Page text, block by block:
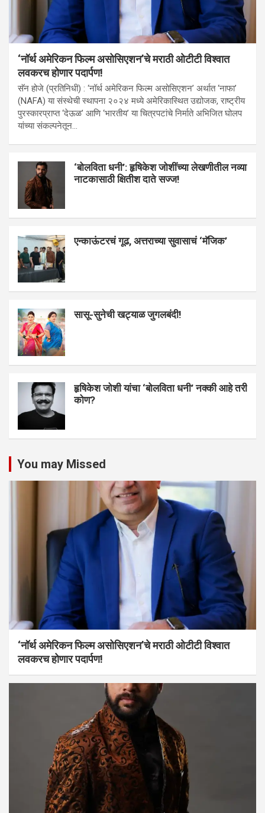
‘नॉर्थ अमेरिकन फिल्म असोसिएशन’चे मराठी ओटीटी विश्वात
लवकरच होणार पदार्पण!
सॅन होजे (प्रतिनिधी) : ‘नॉर्थ अमेरिकन फिल्म असोसिएशन’ अर्थात ‘नाफा’
(NAFA) या संस्थेची स्थापना २०२४ मध्ये अमेरिकास्थित उद्योजक, राष्ट्रीय
पुरस्कारप्राप्त ‘देऊळ’ आणि ‘भारतीय’ या चित्रपटांचे निर्माते अभिजित घोलप
यांच्या संकल्पनेतून…
‘बोलविता धनी’: हृषिकेश जोशींच्या लेखणीतील नव्या
नाटकासाठी क्षितीश दाते सज्ज!
एन्काऊंटरचं गूढ, अत्तराच्या सुवासाचं ‘मॅजिक’
सासू-सुनेची खट्याळ जुगलबंदी!
हृषिकेश जोशी यांचा ‘बोलविता धनी’ नक्की आहे तरी
कोण?
You may Missed
‘नॉर्थ अमेरिकन फिल्म असोसिएशन’चे मराठी ओटीटी विश्वात
लवकरच होणार पदार्पण!